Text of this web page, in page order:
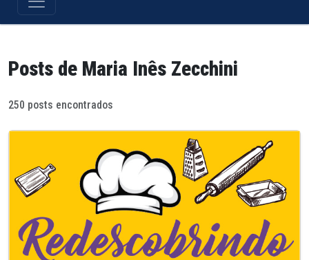
Posts de Maria Inês Zecchini
250 posts encontrados